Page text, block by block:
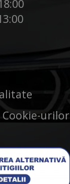
urilor